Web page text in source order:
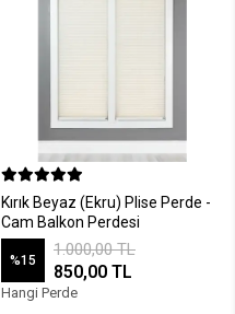
Kırık Beyaz (Ekru) Plise Perde -
Cam Balkon Perdesi
%15
1.000,00 TL
850,00 TL
Hangi Perde